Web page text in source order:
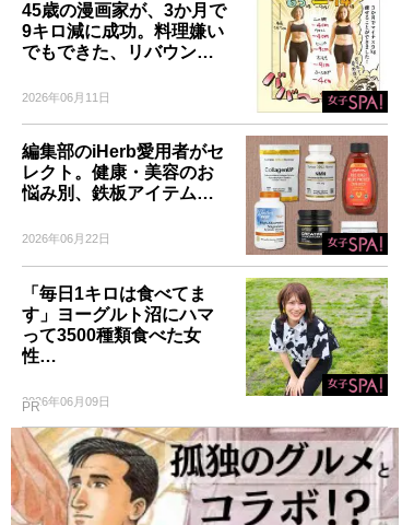
45歳の漫画家が、3か月で
9キロ減に成功。料理嫌い
でもできた、リバウン…
2026年06月11日
編集部のiHerb愛用者がセ
レクト。健康・美容のお
悩み別、鉄板アイテム…
2026年06月22日
「毎日1キロは食べてま
す」ヨーグルト沼にハマ
って3500種類食べた女
性…
2026年06月09日
PR